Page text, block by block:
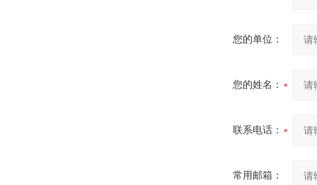
您的单位：
您的姓名：
联系电话：
常用邮箱：